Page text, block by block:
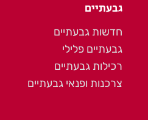
גבעתיים
חדשות גבעתיים
גבעתיים פלילי
רכילות גבעתיים
צרכנות ופנאי גבעתיים